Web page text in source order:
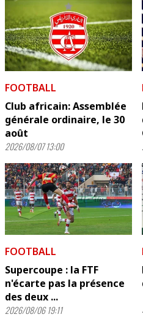
FOOTBALL
Club africain: Assemblée
générale ordinaire, le 30
août
2026/08/07 13:00
FOOTBALL
Supercoupe : la FTF
n'écarte pas la présence
des deux ...
2026/08/06 19:11